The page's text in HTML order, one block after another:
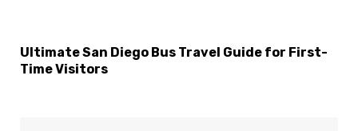
Ultimate San Diego Bus Travel Guide for First-
Time Visitors